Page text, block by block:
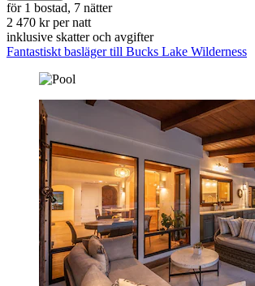
för 1 bostad, 7 nätter
2 470 kr per natt
inklusive skatter och avgifter
Fantastiskt basläger till Bucks Lake Wilderness